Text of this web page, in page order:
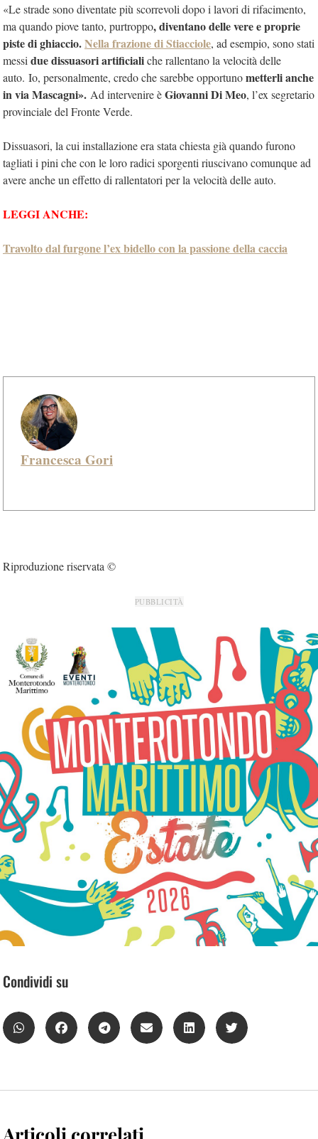
«Le strade sono diventate più scorrevoli dopo i lavori di rifacimento,
ma quando piove tanto, purtroppo, diventano delle vere e proprie
piste di ghiaccio.Nella frazione di Stiacciole, ad esempio, sono stati
messi due dissuasori artificialiche rallentano la velocità delle
auto. Io, personalmente, credo che sarebbe opportunometterli anche
in via Mascagni». Ad intervenire èGiovanni Di Meo, l’ex segretario
provinciale del Fronte Verde.
Dissuasori, la cui installazione era stata chiesta già quando furono
tagliati i pini che con le loro radici sporgenti riuscivano comunque ad
avere anche un effetto di rallentatori per la velocità delle auto.
LEGGI ANCHE:
Travolto dal furgone l’ex bidello con la passione della caccia
Francesca Gori
Riproduzione riservata ©
PUBBLICITÀ
Condividi su